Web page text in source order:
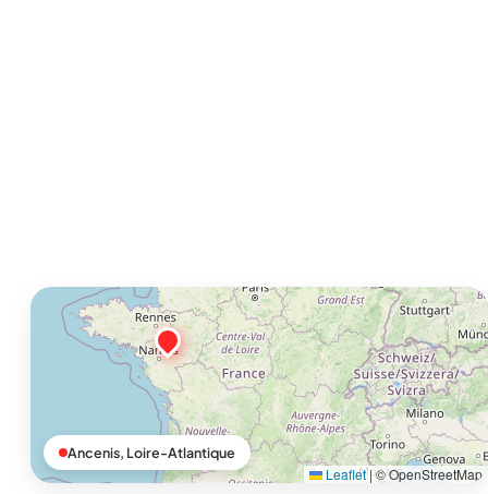
Leaflet |© OpenStreetMap
Ancenis, Loire-Atlantique